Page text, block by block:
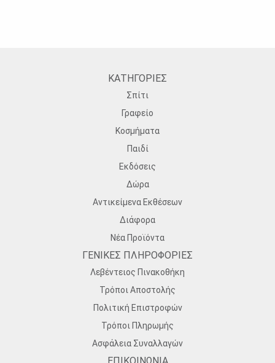
ΚΑΤΗΓΟΡΙΕΣ
Σπίτι
Γραφείο
Κοσμήματα
Παιδί
Εκδόσεις
Δώρα
Αντικείμενα Εκθέσεων
Διάφορα
Νέα Προϊόντα
ΓΕΝΙΚΕΣ ΠΛΗΡΟΦΟΡΙΕΣ
Λεβέντειος Πινακοθήκη
Τρόποι Αποστολής
Πολιτική Επιστροφών
Τρόποι Πληρωμής
Ασφάλεια Συναλλαγών
ΕΠΙΚΟΙΝΩΝΙΑ